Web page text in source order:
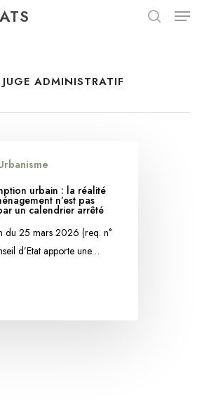
Menu
ADMINISTRATIF
urbain : la réalité
n’est pas
un calendrier arrêté
du 25 mars 2026 (req. n°
d’Etat apporte une…